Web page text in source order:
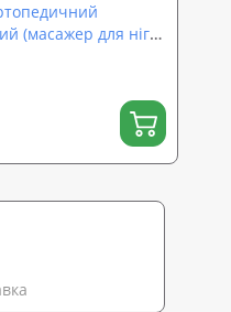
(масажер для ніг
2305)